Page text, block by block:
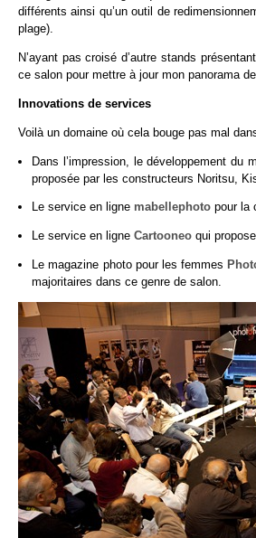
différents ainsi qu’un outil de
plage).
N’ayant pas croisé d’autre stands
ce salon pour mettre à jour mon panorama de
Innovations de services
Voilà un domaine où cela bouge pas mal
Dans l’impression, le développement du
proposée par les constructeurs Noritsu,
Le service en ligne mabellephoto pour la
Le service en ligneCartooneo qui
Le magazine photo pour les femmes
majoritaires dans ce genre de salon.